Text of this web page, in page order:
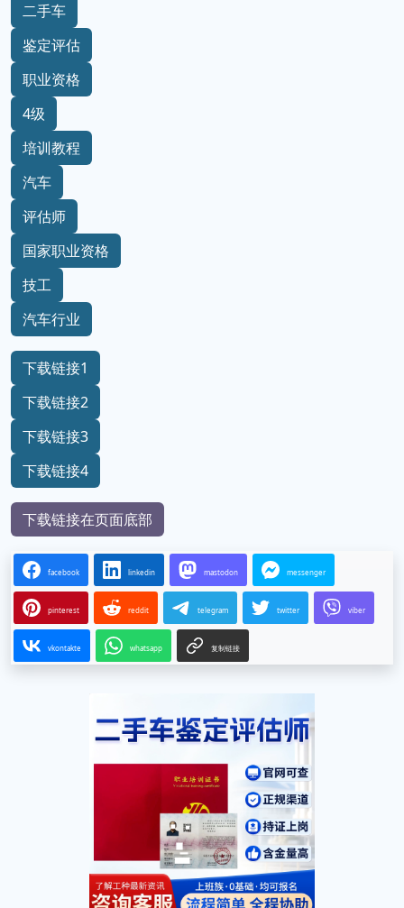
二手车
鉴定评估
职业资格
4级
培训教程
汽车
评估师
国家职业资格
技工
汽车行业
下载链接1
下载链接2
下载链接3
下载链接4
下载链接在页面底部
facebook linkedin mastodon messenger
pinterest reddit telegram twitter viber
vkontakte whatsapp 复制链接